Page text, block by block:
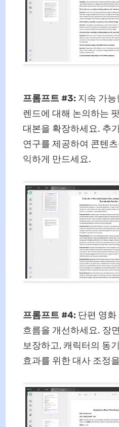
프롬프트 #3: 지속 가
렌드에 대해 논의하는
대본을 확장하세요. 추
연구를 제공하여 콘텐
익하게 만드세요.
프롬프트 #4: 단편 영
흐름을 개선하세요. 장
보장하고, 캐릭터의 동
효과를 위한 대사 조정